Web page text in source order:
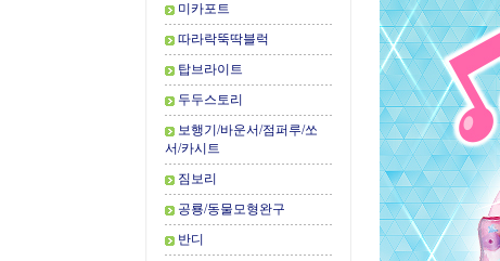
미카포트
따라락뚝딱블럭
탑브라이트
두두스토리
보행기/바운서/점퍼루/쏘
서/카시트
짐보리
공룡/동물모형완구
반디